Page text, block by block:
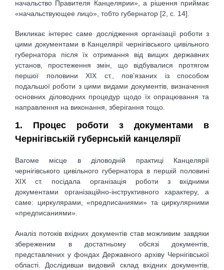
начальство Правителя Канцелярии», а рішення приймає
«начальствующее лицо», тобто губернатор [2, с. 14].
Викликає інтерес саме дослідження організації роботи з
цими документами в Канцелярії чернігівського цивільного
губернатора після їх отримання від вищих державних
установ, простеження змін, що відбувалися протягом
першої половини ХІХ ст., пов’язаних із способом
подальшої роботи з цими видами документів, визначення
основних діловодних процедур щодо їх опрацювання та
направлення на виконання, зберігання тощо.
1. Процес роботи з документами в
Чернігівській губернській канцелярії
Вагоме місце в діловодній практиці Канцелярії
чернігівського цивільного губернатора в першій половині
ХІХ ст. посідала організація роботи з вхідними
документами організаційно-інструктивного характеру, а
саме: циркулярами, «предписаниями» та циркулярними
«предписаниями».
Аналіз потоків вхідних документів став можливим завдяки
збереженим в достатньому обсязі документів,
представлених у фондах Державного архіву Чернігівської
області. Дослідивши видовий склад вхідних документів,